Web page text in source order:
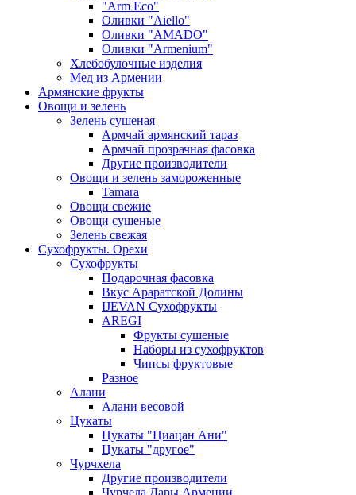
"Arm Eco"
Оливки "Aiello"
Оливки "AMADO"
Оливки "Armenium"
Хлебобулочные изделия
Мед из Армении
Армянские фрукты
Овощи и зелень
Зелень сушеная
Армчай армянский тараз
Армчай прозрачная фасовка
Другие производители
Овощи и зелень замороженные
Tamara
Овощи свежие
Овощи сушеные
Зелень свежая
Сухофрукты. Орехи
Сухофрукты
Подарочная фасовка
Вкус Араратской Долины
IJEVAN Сухофрукты
AREGI
Фрукты сушеные
Наборы из сухофруктов
Чипсы фруктовые
Разное
Алани
Алани весовой
Цукаты
Цукаты "Циацан Ани"
Цукаты "другое"
Чурчхела
Другие производители
Чурчела Дары Армении